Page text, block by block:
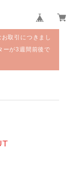
取引につきまし
ーが3週間前後で